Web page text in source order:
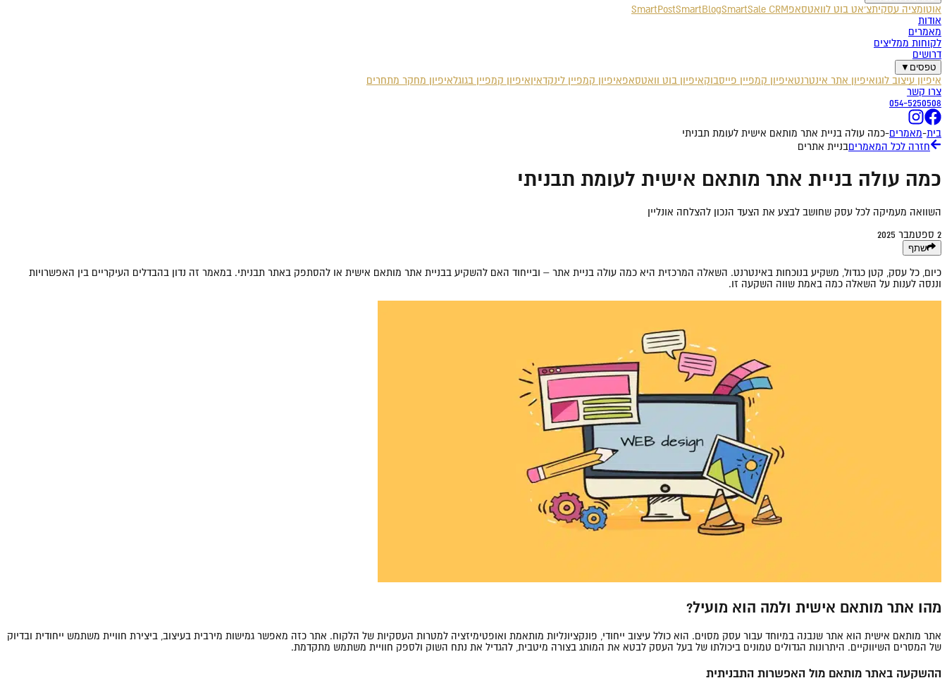
אוטומציה עסקיתצ'אט בוט לוואטסאפ SmartPostSmartBlogSmartSale CRM
אודות
מאמרים
לקוחות ממליצים
דרושים
טפסים ▼
איפיון עיצוב לוגואיפיון אתר אינטרנטאיפיון קמפיין פייסבוקאיפיון בוט וואטסאפאיפיון קמפיין לינקדאיןאיפיון קמפיין בגוגלאיפיון מחקר מתחרים
צרו קשר
054-5250508
בית-מאמרים-כמה עולה בניית אתר מותאם אישית לעומת תבניתי
חזרה לכל המאמריםבניית אתרים
כמה עולה בניית אתר מותאם אישית לעומת תבניתי
השוואה מעמיקה לכל עסק שחושב לבצע את הצעד הנכון להצלחה אונליין
2 ספטמבר 2025
שתף
כיום, כל עסק, קטן כגדול, משקיע בנוכחות באינטרנט. השאלה המרכזית היא כמה עולה בניית אתר – ובייחוד האם להשקיע בבניית אתר מותאם אישית או להסתפק באתר תבניתי. במאמר זה נדון בהבדלים העיקריים בין האפשרויות
וננסה לענות על השאלה כמה באמת שווה השקעה זו.
מהו אתר מותאם אישית ולמה הוא מועיל?
אתר מותאם אישית הוא אתר שנבנה במיוחד עבור עסק מסוים. הוא כולל עיצוב ייחודי, פונקציונליות מותאמת ואופטימיזציה למטרות העסקיות של הלקוח. אתר כזה מאפשר גמישות מירבית בעיצוב, ביצירת חוויית משתמש ייחודית ובדיוק
של המסרים השיווקיים. היתרונות הגדולים טמונים ביכולתו של בעל העסק לבטא את המותג בצורה מיטבית, להגדיל את נתח השוק ולספק חוויית משתמש מתקדמת.
ההשקעה באתר מותאם מול האפשרות התבניתית